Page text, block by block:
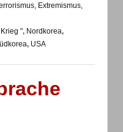
Extremismus,
", Nordkorea,
, USA